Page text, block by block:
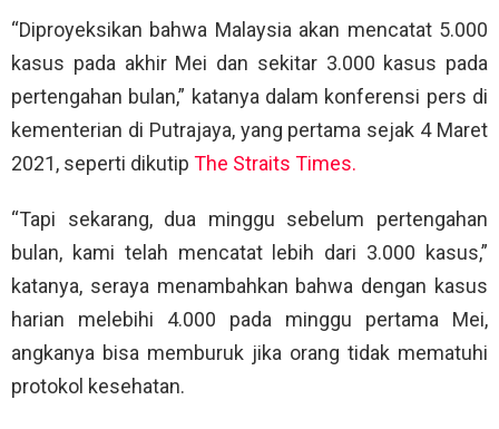
“Diproyeksikan bahwa Malaysia akan mencatat 5.000
kasus pada akhir Mei dan sekitar 3.000 kasus pada
pertengahan bulan,” katanya dalam konferensi pers di
kementerian di Putrajaya, yang pertama sejak 4 Maret
2021, seperti dikutip The Straits Times.
“Tapi sekarang, dua minggu sebelum pertengahan
bulan, kami telah mencatat lebih dari 3.000 kasus,”
katanya, seraya menambahkan bahwa dengan kasus
harian melebihi 4.000 pada minggu pertama Mei,
angkanya bisa memburuk jika orang tidak mematuhi
protokol kesehatan.